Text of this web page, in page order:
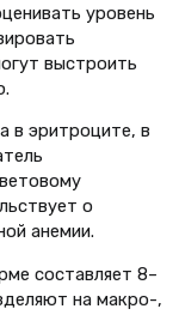
уровень
выстроить
в эритроците, в
о
анемии.
составляет 8–
на макро-,